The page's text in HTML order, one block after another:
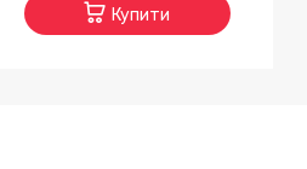
Купити